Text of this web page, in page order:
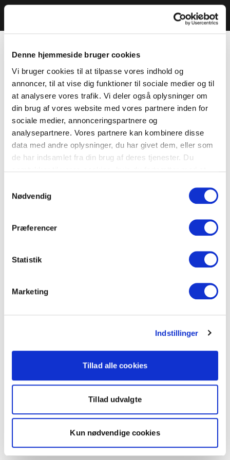
Denne hjemmeside bruger cookies
Vi bruger cookies til at tilpasse vores indhold og
annoncer, til at vise dig funktioner til sociale medier og til
at analysere vores trafik. Vi deler også oplysninger om
din brug af vores website med vores partnere inden for
sociale medier, annonceringspartnere og
analysepartnere. Vores partnere kan kombinere disse
data med andre oplysninger, du har givet dem, eller som
de har indsamlet fra din brug af deres tjenester. Du
Nødvendig
Præferencer
Statistik
Marketing
Indstillinger
Tillad alle cookies
Tillad udvalgte
Kun nødvendige cookies